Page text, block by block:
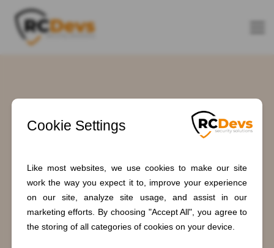
Schlagwort:
Passwortlose
Authentifizierung
Home
Blogs